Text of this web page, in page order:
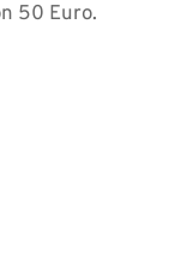
50 Euro.